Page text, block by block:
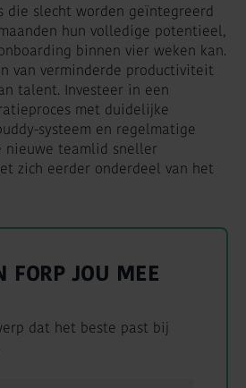
die slecht worden geïntegreerd
hun volledige potentieel,
binnen vier weken kan.
van verminderde productiviteit
talent. Investeer in een
met duidelijke
systeem en regelmatige
nieuwe teamlid sneller
zich eerder onderdeel van het
FORP JOU MEE
dat het beste past bij